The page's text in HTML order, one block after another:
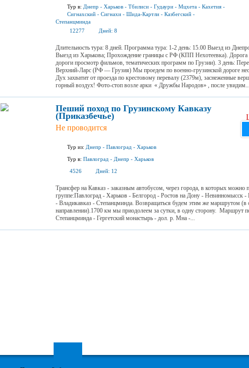
Тур в: Днепр - Харьков - Тбилиси - Гудаури - Мцхета - Кахетия -
Сигнахский - Сигнахи - Шида-Картли - Казбегский -
Степанцминда
12277
Дней: 8
Длительность тура: 8 дней. Программа тура: 1-2 день: 15.00 Выезд из
Выезд из Харькова; Прохождение границы с РФ (КПП Нехотеевка).
дороги просмотр фильмов, тематических программ по Грузии). 3 день:
Верхний-Ларс (РФ — Грузия) Мы проедем по военно-грузинской дороге
Дух захватит от проезда по крестовому перевалу (2379м), заснеженные
горный воздух! Фото-стоп возле арки « Дружбы Народов» , после увидим...
Пеший поход по Грузинскому Кавказу
(Приказбечье)
Не проводится
Тур из: Днепр - Павлоград - Харьков
Тур в: Павлоград - Днепр - Харьков
4526
Дней: 12
Трансфер на Кавказ - заказным автобусом, через города, в которых можно
группе:Павлоград - Харьков - Белгород - Ростов на Дону - Невинномысск -
- Владикавказ - Степанцминда. Возвращаться будем этим же маршрутом (в
направлении).1700 км мы приодолеем за сутки, в одну сторону. Маршрут
Степанцминда - Гергетский монастырь - дол. р. Мна -...